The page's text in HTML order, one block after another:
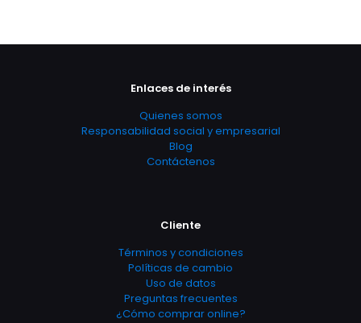
Enlaces de interés
Quienes somos
Responsabilidad social y empresarial
Blog
Contáctenos
Cliente
Términos y condiciones
Políticas de cambio
Uso de datos
Preguntas frecuentes
¿Cómo comprar online?